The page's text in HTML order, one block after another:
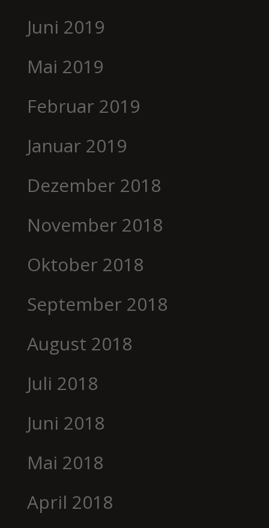
Juni 2019
Mai 2019
Februar 2019
Januar 2019
Dezember 2018
November 2018
Oktober 2018
September 2018
August 2018
Juli 2018
Juni 2018
Mai 2018
April 2018